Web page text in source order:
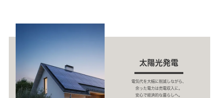
太陽光発電
電気代を大幅に削減しながら、
余った電力は売電収入に。
安心で経済的な暮らしへ。